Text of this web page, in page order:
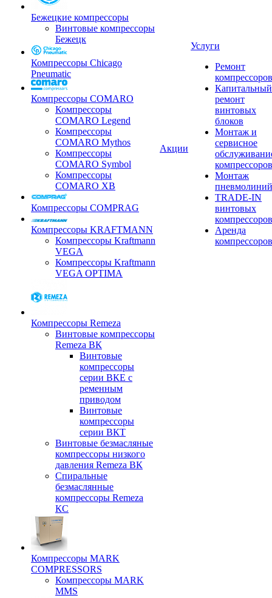
Бежецкие компрессоры
Винтовые компрессоры
Бежецк
Компрессоры Chicago
Pneumatic
Компрессоры COMARO
Компрессоры
COMARO Legend
Компрессоры
COMARO Mythos
Компрессоры
COMARO Symbol
Компрессоры
COMARO XB
Компрессоры COMPRAG
Компрессоры KRAFTMANN
Компрессоры Kraftmann
VEGA
Компрессоры Kraftmann
VEGA OPTIMA
Компрессоры Remeza
Винтовые компрессоры
Remeza ВК
Винтовые
компрессоры
серии ВКЕ с
ременным
приводом
Винтовые
компрессоры
серии ВКТ
Винтовые безмасляные
компрессоры низкого
давления Remeza ВК
Спиральные
безмаслянные
компрессоры Remeza
КС
Компрессоры MARK
COMPRESSORS
Компрессоры MARK
MMS
Акции
Услуги
Ремонт
компрессоров
Капитальный
ремонт
винтовых
блоков
Монтаж и
сервисное
компрессоров
Монтаж
пневмолиний
TRADE-IN
винтовых
компрессоров
Аренда
компрессоров